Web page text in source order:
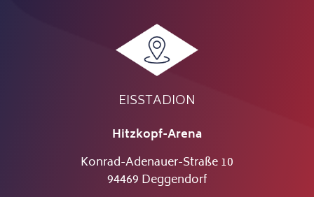
EISSTADION
Hitzkopf-Arena
Konrad-Adenauer-Straße 10
94469 Deggendorf